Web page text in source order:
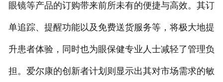
眼镜等产品的订购带来前所未有的便捷与高效。其订
单追踪、提醒功能以及免费送货服务等，将极大地提
升患者体验，同时也为眼保健专业人士减轻了管理负
担。爱尔康的创新者计划则显示出其对市场需求的敏